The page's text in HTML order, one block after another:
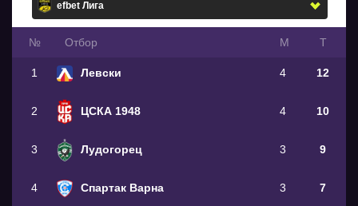
№ Oтбор М Т
1 Левски 4 12
2 ЦСКА 1948 4 10
3 Лудогорец 3 9
4 Спартак Варна 3 7